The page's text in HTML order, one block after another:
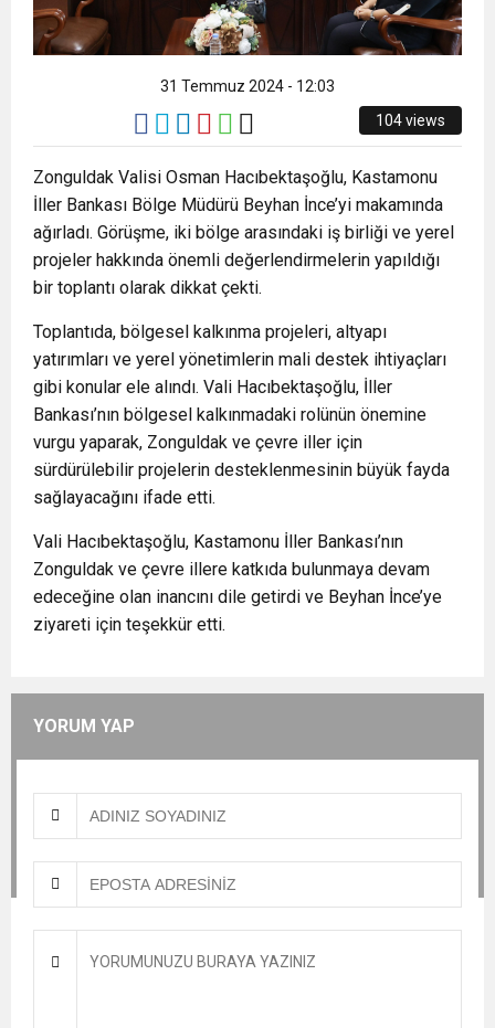
31 Temmuz 2024 - 12:03
104 views
Zonguldak Valisi Osman Hacıbektaşoğlu, Kastamonu
İller Bankası Bölge Müdürü Beyhan İnce’yi makamında
ağırladı. Görüşme, iki bölge arasındaki iş birliği ve yerel
projeler hakkında önemli değerlendirmelerin yapıldığı
bir toplantı olarak dikkat çekti.
Toplantıda, bölgesel kalkınma projeleri, altyapı
yatırımları ve yerel yönetimlerin mali destek ihtiyaçları
gibi konular ele alındı. Vali Hacıbektaşoğlu, İller
Bankası’nın bölgesel kalkınmadaki rolünün önemine
vurgu yaparak, Zonguldak ve çevre iller için
sürdürülebilir projelerin desteklenmesinin büyük fayda
sağlayacağını ifade etti.
Vali Hacıbektaşoğlu, Kastamonu İller Bankası’nın
Zonguldak ve çevre illere katkıda bulunmaya devam
edeceğine olan inancını dile getirdi ve Beyhan İnce’ye
ziyareti için teşekkür etti.
YORUM YAP